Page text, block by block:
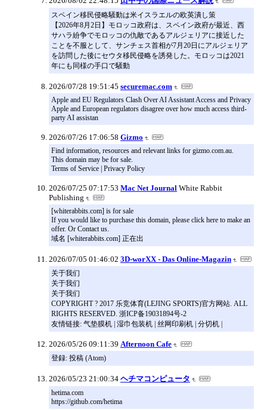
スペイン移民侵略騒動は米イスラエルの欧英潰し策
【2026年8月2日】モロッコ政府は、スペイン政府が最近、西
サハラ紛争でモロッコの仇敵であるアルジェリアに接近した
ことを不服として、サンチェス首相が7月20日にアルジェリア
を訪問した後にセウタ移民侵略を誘発した。モロッコは2021
年にも同様の手口で騒動
2026/07/28 19:51:45 securemac.com
Apple and EU Regulators Clash Over AI Assistant Access and Privacy
Apple and European regulators disagree over how much access third-
party AI assistan
2026/07/26 17:06:58 Gizmo
Find information, resources and relevant links for gizmo.com.au.
This domain may be for sale.
Terms of Service | Privacy Policy
2026/07/25 07:17:53 Mac Net Journal White Rabbit
Publishing
[whiterabbits.com] is for sale
If you would like to purchase this domain, please click here to make an
offer. Or Contact us.
域名 [whiterabbits.com] 正在出
2026/07/05 01:46:02 3D-worXX - Das Online-Magazin
关于我们
关于我们
关于我们
COPYRIGHT ? 2017 乐竞体育(LEJING SPORTS)官方网站. ALL
RIGHTS RESERVED. 浙ICP备19031894号-2
友情链接: 气垫膜机 | 湿巾包装机 | 丝网印刷机 | 分切机 |
2026/05/26 09:11:39 Afternoon Cafe
登録: 投稿 (Atom)
2026/05/23 21:00:34 ヘチマコンピュータ
hetima.com
https://github.com/hetima